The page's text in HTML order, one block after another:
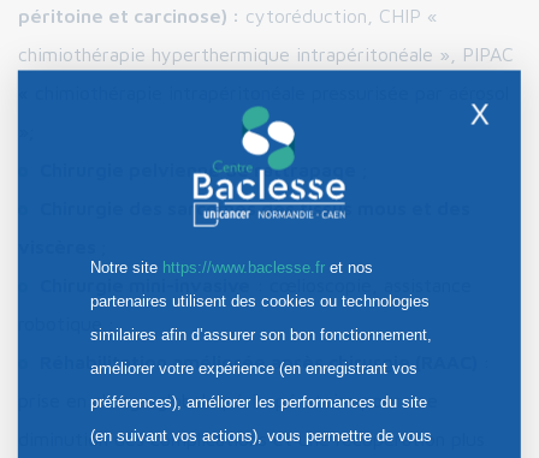
péritoine et carcinose) : cytoréduction, CHIP «
chimiothérapie hyperthermique intrapéritonéale », PIPAC
Chirurgie pelvienne de rattrapage
Chirurgie des sarcomes des tissus mous et des
robotique ;
Réhabilitation améliorée après chirurgie (RAAC)
prise en charge globale péri-opératoire pour une
diminution des complications et une récupération plus
X
Notre site https://www.baclesse.fret nos
partenaires utilisent des cookies ou technologies
similaires afin d’assurer son bon fonctionnement,
améliorer votre expérience (en enregistrant vos
préférences), améliorer les performances du site
(en suivant vos actions), vous permettre de vous